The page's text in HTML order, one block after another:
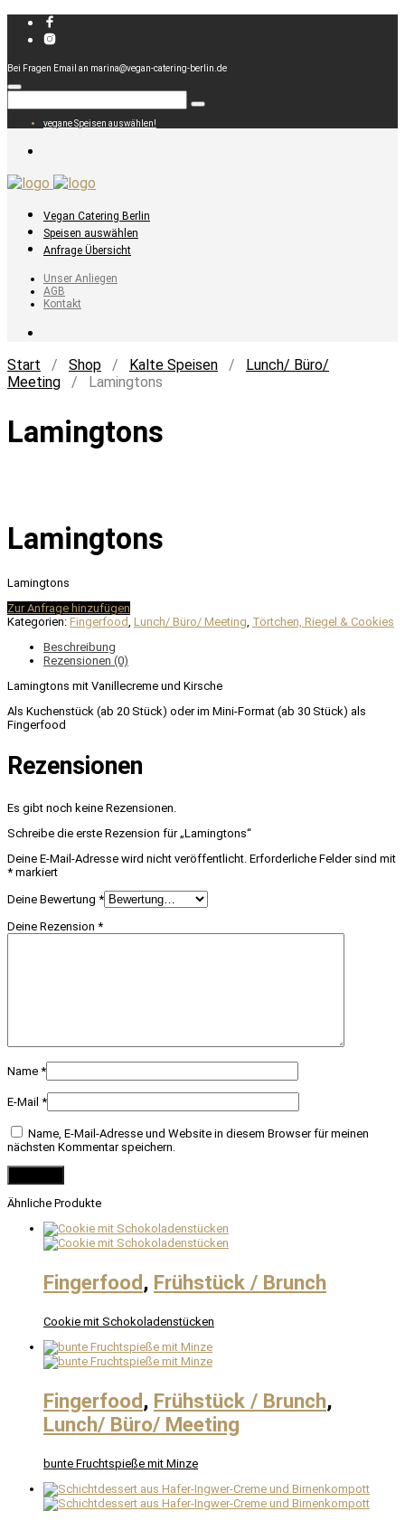
Bei Fragen Email an marina@vegan-catering-berlin.de
vegane Speisen auswählen!
Vegan Catering Berlin
Speisen auswählen
Anfrage Übersicht
Unser Anliegen
AGB
Kontakt
Start / Shop / Kalte Speisen / Lunch/ Büro/
Meeting / Lamingtons
Lamingtons
Lamingtons
Lamingtons
Zur Anfrage hinzufügen
Kategorien: Fingerfood, Lunch/ Büro/ Meeting, Törtchen, Riegel & Cookies
Beschreibung
Rezensionen (0)
Lamingtons mit Vanillecreme und Kirsche
Als Kuchenstück (ab 20 Stück) oder im Mini-Format (ab 30 Stück) als
Fingerfood
Rezensionen
Es gibt noch keine Rezensionen.
Schreibe die erste Rezension für „Lamingtons“
Deine E-Mail-Adresse wird nicht veröffentlicht. Erforderliche Felder sind mit
* markiert
Deine Bewertung *
Deine Rezension *
Name *
E-Mail *
Name, E-Mail-Adresse und Website in diesem Browser für meinen
nächsten Kommentar speichern.
Ähnliche Produkte
Fingerfood , Frühstück / Brunch
Cookie mit Schokoladenstücken
Fingerfood , Frühstück / Brunch,
Lunch/ Büro/ Meeting
bunte Fruchtspieße mit Minze